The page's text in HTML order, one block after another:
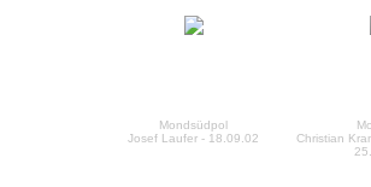
Mondsüdpol
Josef Laufer - 18.09.02
Christian